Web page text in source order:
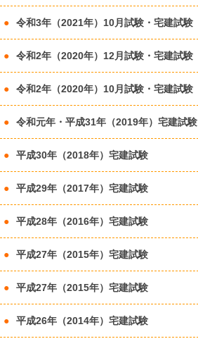
令和3年（2021年）10月試験・宅建試験
令和2年（2020年）12月試験・宅建試験
令和2年（2020年）10月試験・宅建試験
令和元年・平成31年（2019年）宅建試験
平成30年（2018年）宅建試験
平成29年（2017年）宅建試験
平成28年（2016年）宅建試験
平成27年（2015年）宅建試験
平成27年（2015年）宅建試験
平成26年（2014年）宅建試験